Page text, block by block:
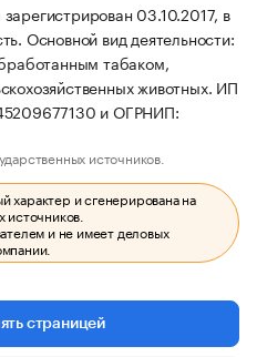
03.10.2017, в
Основной вид деятельности:
табаком,
животных. ИП
и ОГРНИП:
источников.
характер и сгенерирована на
источников.
и не имеет деловых
страницей